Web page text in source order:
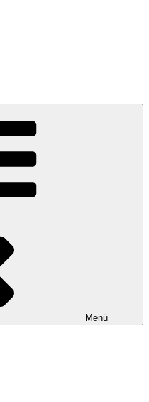
Menü